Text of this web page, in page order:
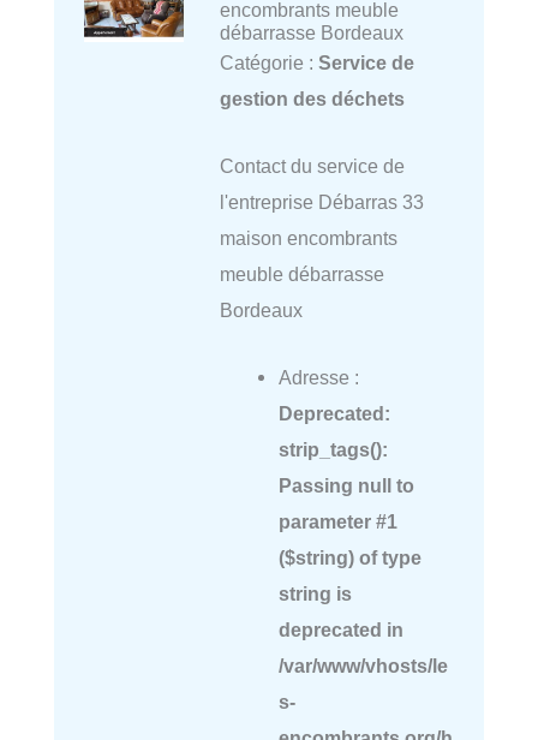
encombrants meuble
débarrasse Bordeaux
Catégorie : Service de
gestion des déchets
Contact du service de
l'entreprise Débarras 33
maison encombrants
meuble débarrasse
Bordeaux
Adresse :
Deprecated:
strip_tags():
Passing null to
parameter #1
($string) of type
string is
deprecated in
/var/www/vhosts/le
s-